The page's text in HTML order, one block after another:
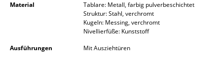
Doppelbetten
Material
Tablare: Metall, farbig pulverbeschichtet
Struktur: Stahl, verchromt
Kugeln: Messing, verchromt
Nivellierfüße: Kunststoff
Ausführungen
Mit Ausziehtüren